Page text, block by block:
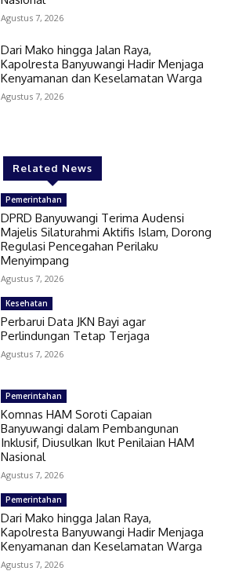
Agustus 7, 2026
Dari Mako hingga Jalan Raya,
Kapolresta Banyuwangi Hadir Menjaga
Kenyamanan dan Keselamatan Warga
Agustus 7, 2026
Related News
Pemerintahan
DPRD Banyuwangi Terima Audensi
Majelis Silaturahmi Aktifis Islam, Dorong
Regulasi Pencegahan Perilaku
Menyimpang
Agustus 7, 2026
Kesehatan
Perbarui Data JKN Bayi agar
Perlindungan Tetap Terjaga
Agustus 7, 2026
Pemerintahan
Komnas HAM Soroti Capaian
Banyuwangi dalam Pembangunan
Inklusif, Diusulkan Ikut Penilaian HAM
Nasional
Agustus 7, 2026
Pemerintahan
Dari Mako hingga Jalan Raya,
Kapolresta Banyuwangi Hadir Menjaga
Kenyamanan dan Keselamatan Warga
Agustus 7, 2026